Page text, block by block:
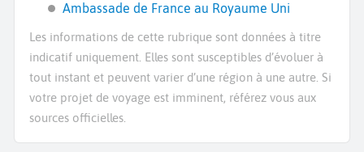
Ambassade de France au Royaume Uni
Les informations de cette rubrique sont données à titre
indicatif uniquement. Elles sont susceptibles d’évoluer à
tout instant et peuvent varier d’une région à une autre. Si
votre projet de voyage est imminent, référez vous aux
sources officielles.